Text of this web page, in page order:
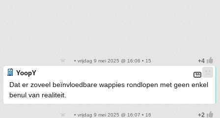
• vrijdag 9 mei 2025 @ 16:06 • 15
YoopY
Dat er zoveel beïnvloedbare wappies rondlopen met geen enkel
benul van realiteit.
• vrijdag 9 mei 2025 @ 16:07 • 16